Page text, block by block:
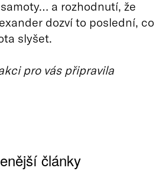
a rozhodnutí, že
dozví to poslední, co
slyšet.
pro vás připravila
články